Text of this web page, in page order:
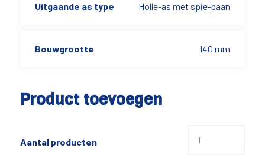
Product toevoegen
Aantal producten
Uitgaande as type Holle-as met spie-baan
Bouwgrootte 140 mm